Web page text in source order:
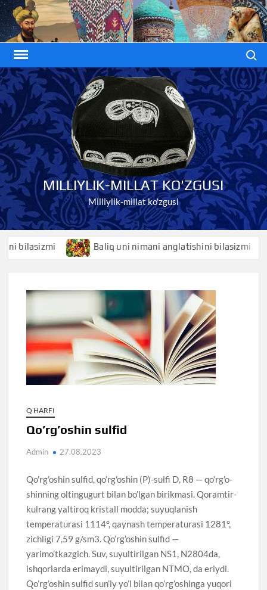
Skip
to
content
MILLIYLIK-MILLAT KO'ZGUSI
Milliylik-millat ko'zgusi
Baliq uni nimani anglatishini bilasizmi
Q HARFI
Qo’rg’oshin sulfid
Admin 27.08.2023
Qo’rg’oshin sulfid, qo’rg’oshin (P)-sulfi D, R8 — qo’rg’o-
shinning oltingugurt bilan bo’lgan birikmasi. Qoramtir-
kulrang yaltiroq kristall modda; suyuqlanish
temperaturasi 1114°, qaynash temperaturasi 1281°,
zichligi 7,59 g/sm3. Qo’rg’oshin sulfid —
yarimo’tkazgich. Suv, suyultirilgan NS1, N2804da,
ishqorlarda erimaydi, suyultirilgan NTMO, da eriydi.
Qo’rg’oshin sulfid sun’iy yo’l bilan qo’rg’oshinga yuqori